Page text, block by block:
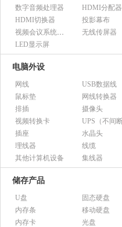
数字音频处理器
HDMI分配器
HDMI切换器
投影幕布
视频会议系统设备（市采）
无线传屏器
LED显示屏
电脑外设
网线
USB数据线
鼠标垫
网线转换器
排插
摄像头
视频转换卡
插座
水晶头
理线器
线缆
其他计算机设备
集线器
储存产品
U盘
固态硬盘
内存条
移动硬盘
内存卡
光盘